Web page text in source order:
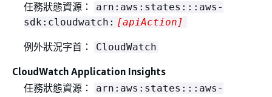
任務狀態資源：
arn:aws:states:::aws-
sdk:cloudwatch: [apiAction]
例外狀況字首： CloudWatch
CloudWatch Application Insights
任務狀態資源：
arn:aws:states:::aws-